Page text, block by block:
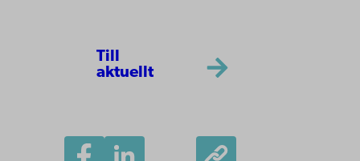
Till
aktuellt